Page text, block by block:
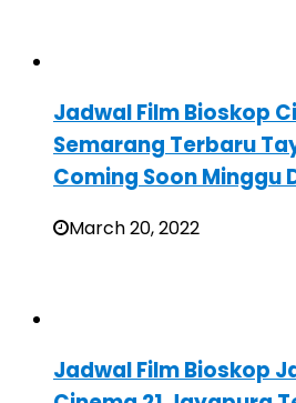
Jadwal Film Bioskop
Semarang Terbaru
Coming Soon Minggu
March 20, 2022
Jadwal Film Bioskop